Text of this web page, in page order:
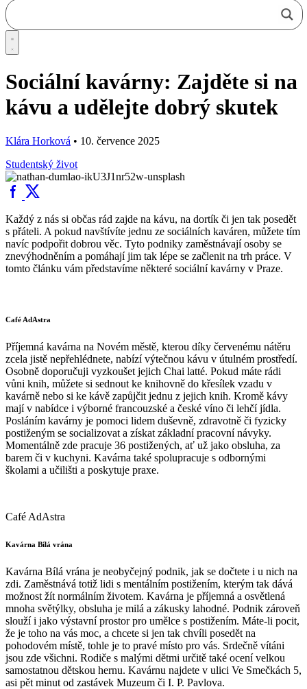
Sociální kavárny: Zajděte si na
kávu a udělejte dobrý skutek
Klára Horková • 10. července 2025
Studentský život
Každý z nás si občas rád zajde na kávu, na dortík či jen tak posedět
s přáteli. A pokud navštívíte jednu ze sociálních kaváren, můžete tím
navíc podpořit dobrou věc. Tyto podniky zaměstnávají osoby se
znevýhodněním a pomáhají jim tak lépe se začlenit na trh práce. V
tomto článku vám představíme některé sociální kavárny v Praze.
Café AdAstra
Příjemná kavárna na Novém městě, kterou díky červenému nátěru
zcela jistě nepřehlédnete, nabízí výtečnou kávu v útulném prostředí.
Osobně doporučuji vyzkoušet jejich Chai latté. Pokud máte rádi
vůni knih, můžete si sednout ke knihovně do křesílek vzadu v
kavárně nebo si ke kávě zapůjčit jednu z jejich knih. Kromě kávy
mají v nabídce i výborné francouzské a české víno či lehčí jídla.
Posláním kavárny je pomoci lidem duševně, zdravotně či fyzicky
postiženým se socializovat a získat základní pracovní návyky.
Momentálně zde pracuje 36 postižených, ať už jako obsluha, za
barem či v kuchyni. Kavárna také spolupracuje s odbornými
školami a učilišti a poskytuje praxe.
Café AdAstra
Kavárna Bílá vrána
Kavárna Bílá vrána je neobyčejný podnik, jak se dočtete i u nich na
zdi. Zaměstnává totiž lidi s mentálním postižením, kterým tak dává
možnost žít normálním životem. Kavárna je příjemná a osvětlená
mnoha světýlky, obsluha je milá a zákusky lahodné. Podnik zároveň
slouží i jako výstavní prostor pro umělce s postižením. Máte-li pocit,
že je toho na vás moc, a chcete si jen tak chvíli posedět na
pohodovém místě, tohle je to pravé místo pro vás. Srdečně vítáni
jsou zde všichni. Rodiče s malými dětmi určitě také ocení velkou
samostatnou dětskou hernu. Kavárnu najdete v ulici Ve Smečkách 5,
asi pět minut od zastávek Muzeum či I. P. Pavlova.